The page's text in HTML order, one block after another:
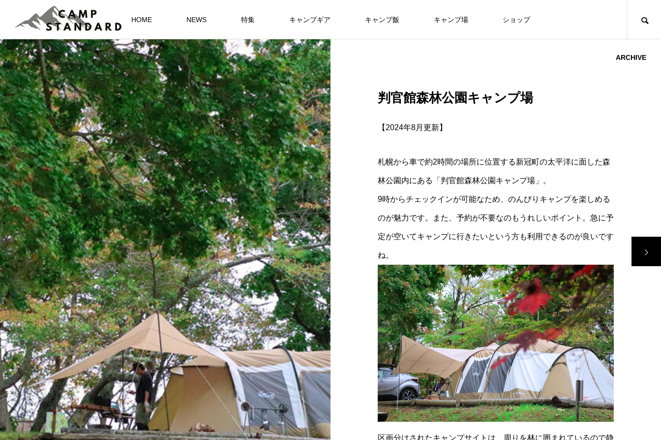
HOME NEWS 特集 キャンプギア キャンプ飯 キャンプ場 ショップ
判官館森林公園キャンプ場
【2024年8月更新】
札幌から車で約2時間の場所に位置する新冠町の太平洋に面した森
林公園内にある「判官館森林公園キャンプ場」。
9時からチェックインが可能なため、のんびりキャンプを楽しめる
のが魅力です。また、予約が不要なのもうれしいポイント。急に予
定が空いてキャンプに行きたいという方も利用できるのが良いです
ね。
区画分けされたキャンプサイトは、周りを林に囲まれているので静
ARCHIVE